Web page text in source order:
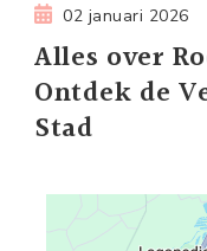
02 januari 2026
Alles over
Ontdek de
Stad